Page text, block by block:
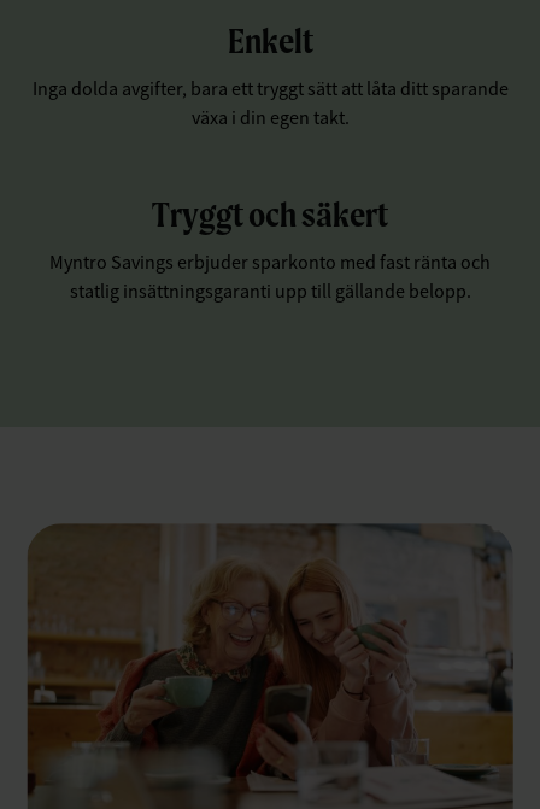
Enkelt
Inga dolda avgifter, bara ett tryggt sätt att låta ditt sparande
växa i din egen takt.
Tryggt och säkert
Myntro Savings erbjuder sparkonto med fast ränta och
statlig insättningsgaranti upp till gällande belopp.